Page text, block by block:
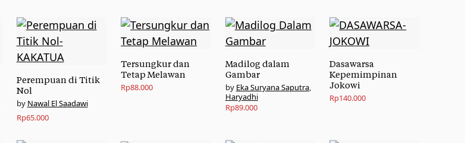
Rp25.000.
Rp0.
Rp65.000.
Rp0.
Perempuan di Titik
Nol
Nawal El Saadawi
Rp65.000
Tersungkur dan
Tetap Melawan
Rp88.000
Madilog dalam
Gambar
Eka Suryana Saputra,
Haryadhi
Rp89.000
Dasawarsa
Kepemimpinan
Jokowi
Rp140.000